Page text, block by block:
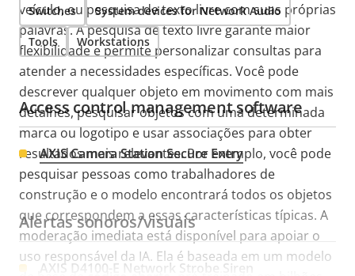
veículo, ou pesquisa de texto livre com suas próprias
palavras. A pesquisa de texto livre garante maior
flexibilidade e permite personalizar consultas para
atender a necessidades específicas. Você pode
descrever qualquer objeto em movimento com mais
detalhes, pesquisar objetos com uma determinada
marca ou logotipo e usar associações para obter
resultados mais relevantes. Por exemplo, você pode
pesquisar pessoas como trabalhadores de
construção e o modelo encontrará todos os objetos
que correspondem a essas características típicas. A
moderação imediata está disponível para apoiar o
uso responsável da IA. Ela é baseada em um modelo
Switches System devices for Network Audio
Tools Workstations
Access control management software
AXIS Camera Station Secure Entry
Alertas sonoros/visuais
AXIS D4100-E Network Strobe Siren